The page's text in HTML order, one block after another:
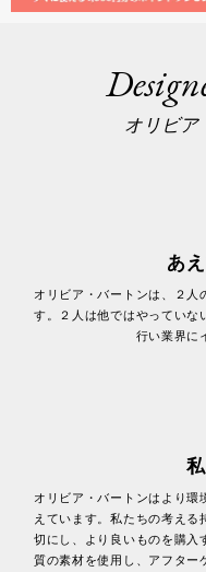
オリビア
あ
オリビア・バートンは、２人
す。２人は他ではやっていな
行い業界に
オリビア・バートンはより環
えています。私たちの考え
切にし、より良いものを購入
質の素材を使用し、アフター